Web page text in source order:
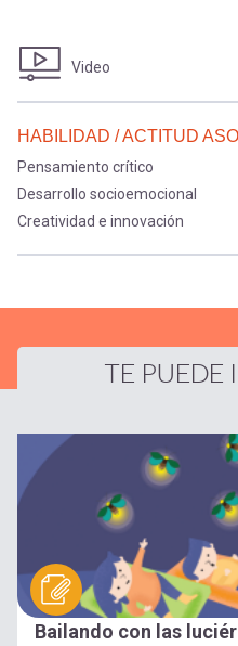
Video
HABILIDAD / ACTITUD
Pensamiento crítico
Desarrollo socioemocional
Creatividad e innovación
TE PUEDE
Bailando con las